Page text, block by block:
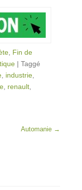
Fin de
| Taggé
industrie
renault
Automanie →